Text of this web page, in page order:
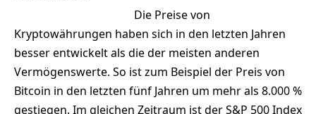
Die Preise von
Kryptowährungen haben sich in den letzten Jahren
besser entwickelt als die der meisten anderen
Vermögenswerte. So ist zum Beispiel der Preis von
Bitcoin in den letzten fünf Jahren um mehr als 8.000 %
gestiegen. Im gleichen Zeitraum ist der S&P 500 Index